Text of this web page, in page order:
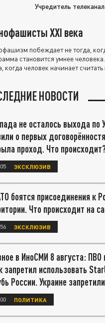
Учредитель
XXI века
побеждает не тогда,
становится умнее
когда человек начинает
НОВОСТИ
не осталось выхода по
о первых
проход. Что
ЭКСКЛЮЗИВ
боятся присоединения к
Что происходит на
ЭКСКЛЮЗИВ
в ИноСМИ 8 августа: ПВО
запретил использовать
России. Украине
ПОЛИТИКА